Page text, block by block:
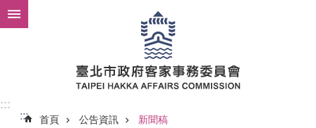
跳到主要內容區塊
:::
:::
首頁 公告資訊 新聞稿